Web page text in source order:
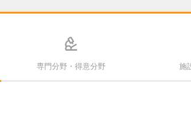
専門分野・得意分野 施